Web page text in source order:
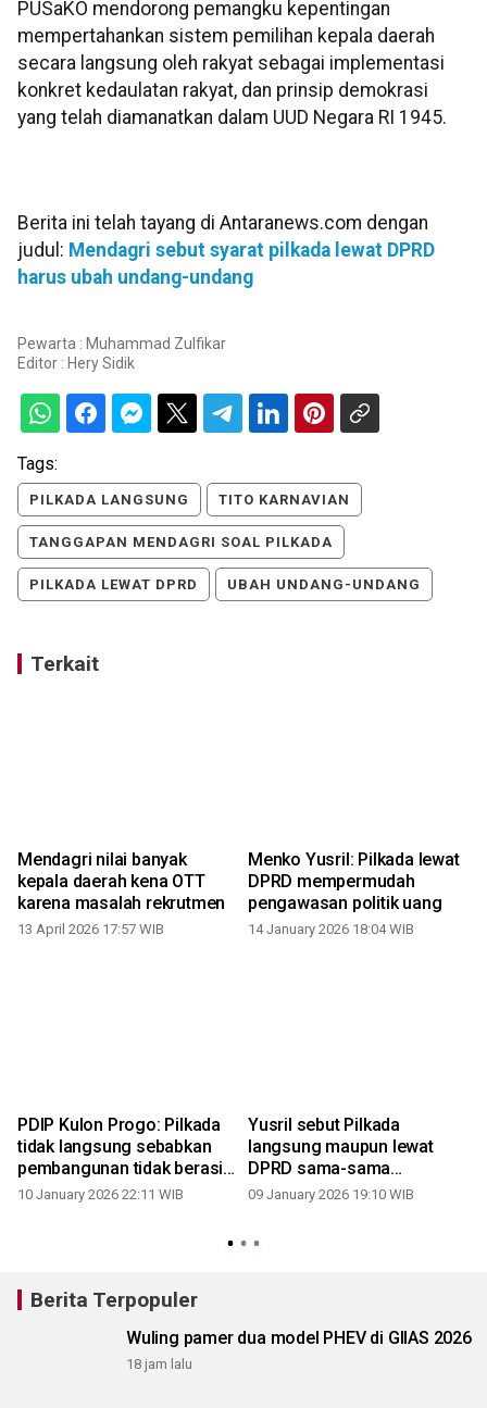
PUSaKO mendorong pemangku kepentingan
mempertahankan sistem pemilihan kepala daerah
secara langsung oleh rakyat sebagai implementasi
konkret kedaulatan rakyat, dan prinsip demokrasi
yang telah diamanatkan dalam UUD Negara RI 1945.
Berita ini telah tayang di Antaranews.com dengan
judul: Mendagri sebut syarat pilkada lewat DPRD
harus ubah undang-undang
Pewarta : Muhammad Zulfikar
Editor : Hery Sidik
Tags:
PILKADA LANGSUNG TITO KARNAVIAN
TANGGAPAN MENDAGRI SOAL PILKADA
PILKADA LEWAT DPRD UBAH UNDANG-UNDANG
Terkait
Mendagri nilai banyak
kepala daerah kena OTT
karena masalah rekrutmen
13 April 2026 17:57 WIB
Menko Yusril: Pilkada lewat
DPRD mempermudah
pengawasan politik uang
14 January 2026 18:04 WIB
PDIP Kulon Progo: Pilkada
tidak langsung sebabkan
pembangunan tidak berasis
kebutuhan publik
10 January 2026 22:11 WIB
Yusril sebut Pilkada
langsung maupun lewat
DPRD sama-sama
konstitusional
09 January 2026 19:10 WIB
Berita Terpopuler
Wuling pamer dua model PHEV di GIIAS 2026
18 jam lalu